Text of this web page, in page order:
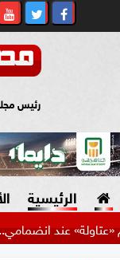
رئيس
الرئيسية
انضمامي..